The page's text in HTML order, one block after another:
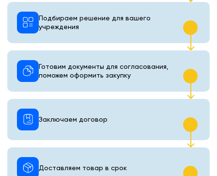
Подбираем решение для вашего
учреждения
Готовим документы для согласования,
поможем оформить закупку
Доставляем товар в срок
Заключаем договор